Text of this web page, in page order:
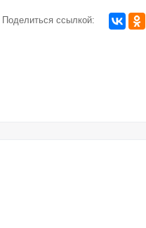
Поделиться ссылкой: